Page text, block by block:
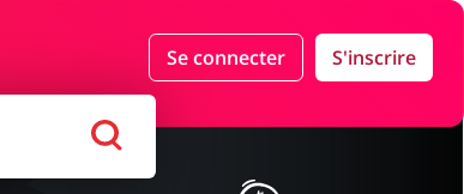
Se connecter S'inscrire
Tourisme